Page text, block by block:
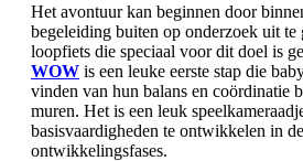
Het avontuur kan beginnen door
begeleiding buiten op onderzoek uit te
loopfiets die speciaal voor dit doel is
WOW is een leuke eerste stap die
vinden van hun balans en coördinatie
muren. Het is een leuk
basisvaardigheden te ontwikkelen in
ontwikkelingsfases.